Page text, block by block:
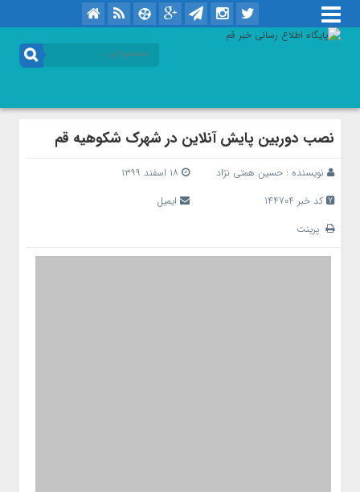
نصب دوربین پایش آنلاین در شهرک شکوهیه قم
نویسنده : حسین همتی نژاد
کد خبر 144704
ایمیل
پرینت